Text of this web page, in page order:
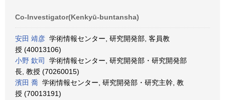
Co-Investigator(Kenkyū-buntansha)
安田 靖彦 学術情報センター, 研究開発部, 客員教
授 (40013106)
小野 欽司
学術情報センター, 研究開発部・研究開発部
長, 教授 (70260015)
濱田 喬 学術情報センター, 研究開発部・研究主幹, 教
授 (70013191)